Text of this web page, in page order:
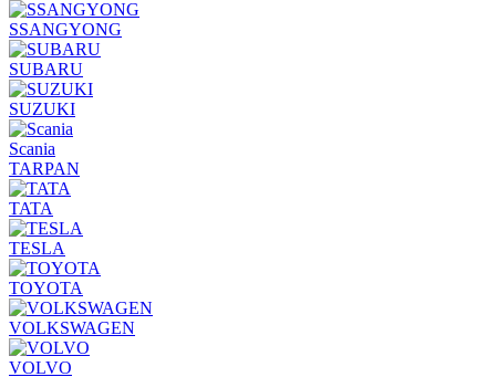
SSANGYONG
SUBARU
SUZUKI
Sсania
TARPAN
TATA
TESLA
TOYOTA
VOLKSWAGEN
VOLVO